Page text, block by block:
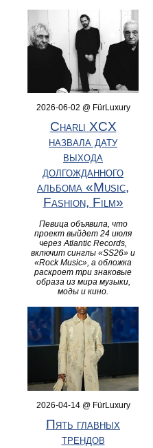
2026-06-02 @ FürLuxury
Charli XCX
назвала дату
выхода
долгожданного
альбома «Music,
Fashion, Film»
Певица объявила, что
проект выйдет 24 июля
через Atlantic Records,
включит синглы «SS26» и
«Rock Music», а обложка
раскроет три знаковые
образа из мира музыки,
моды и кино.
2026-04-14 @ FürLuxury
Пять главных
трендов